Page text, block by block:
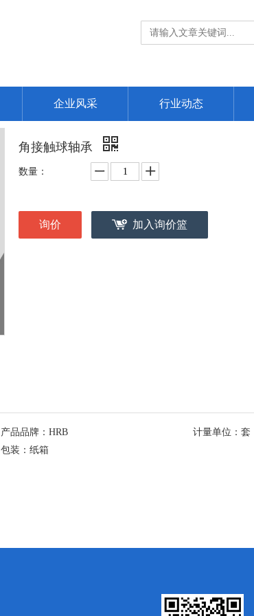
企业风采 行业动态
角接触球轴承
数量：
询价 加入询价篮
产品品牌： HRB 计量单位： 套
包装： 纸箱